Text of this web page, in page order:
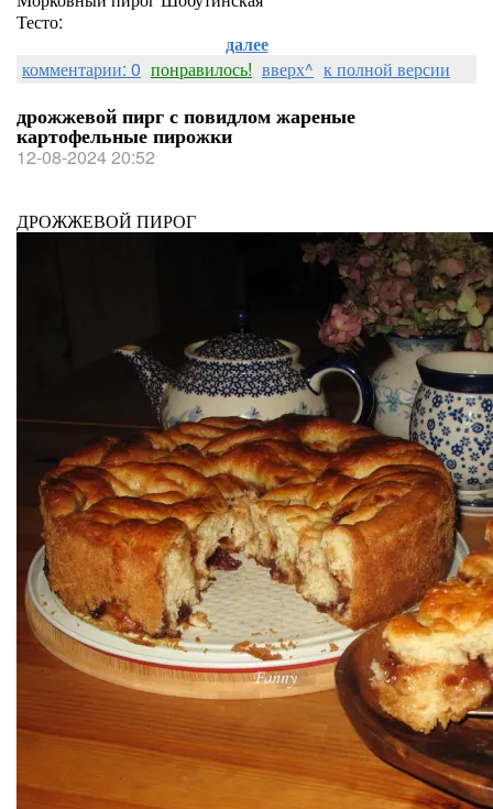
Тесто:
далее
комментарии: 0 понравилось! вверх^ к полной версии
дрожжевой пирг с повидлом жареные
картофельные пирожки
12-08-2024 20:52
ДРОЖЖЕВОЙ ПИРОГ